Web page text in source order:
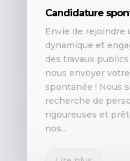
Candidature
Envie de rejoindre
dynamique et
des travaux
nous envoyer
spontanée ! Nous
recherche de
rigoureuses et
nos...